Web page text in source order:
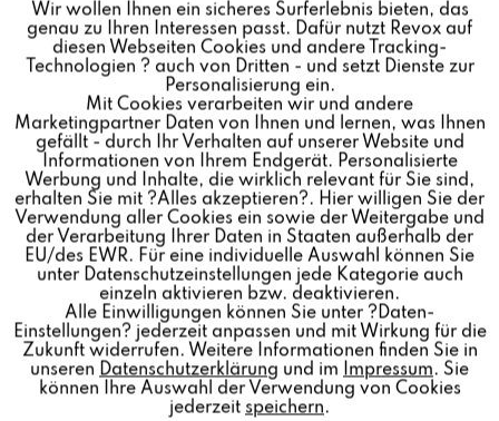
INV HEX COVER
Kunststoffgehäuse mit Kabeldurchführung schützt den
INV HEX vor äußeren Beschädigungen sowie
Feuchtigkeit oder Schmutz.
Marketing Inaktiv
Tracking Inaktiv
Personalisierung Inaktiv
Service Inaktiv
Wir wollen Ihnen ein sicheres Surferlebnis bieten, das
genau zu Ihren Interessen passt. Dafür nutzt Revox auf
diesen Webseiten Cookies und andere Tracking-
Technologien ? auch von Dritten - und setzt Dienste zur
Personalisierung ein.
Mit Cookies verarbeiten wir und andere
Marketingpartner Daten von Ihnen und lernen, was Ihnen
gefällt - durch Ihr Verhalten auf unserer Website und
Informationen von Ihrem Endgerät. Personalisierte
Werbung und Inhalte, die wirklich relevant für Sie sind,
erhalten Sie mit ?Alles akzeptieren?. Hier willigen Sie der
Verwendung aller Cookies ein sowie der Weitergabe und
der Verarbeitung Ihrer Daten in Staaten außerhalb der
EU/des EWR. Für eine individuelle Auswahl können Sie
unter Datenschutzeinstellungen jede Kategorie auch
einzeln aktivieren bzw. deaktivieren.
Alle Einwilligungen können Sie unter ?Daten-
Einstellungen? jederzeit anpassen und mit Wirkung für die
Zukunft widerrufen. Weitere Informationen finden Sie in
unseren Datenschutzerklärung und im Impressum. Sie
können Ihre Auswahl der Verwendung von Cookies
jederzeit speichern.